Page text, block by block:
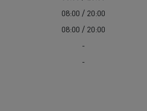
08:00 / 20:00
08:00 / 20:00
-
-